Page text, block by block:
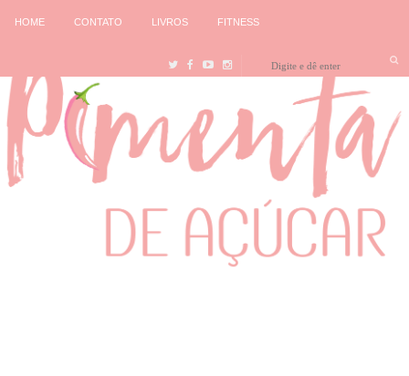
HOME CONTATO LIVROS FITNESS